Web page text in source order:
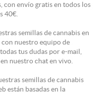
con envío gratis en todos los
40€.
semillas de cannabis en
nuestro equipo de
tus dudas por e-mail,
nuestro chat en vivo.
semillas de cannabis
están basadas en la